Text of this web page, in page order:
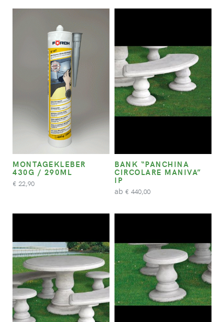
MONTAGEKLEBER
430G / 290ML
€ 22,90
BANK “PANCHINA
CIRCOLARE MANIVA”
IP
ab € 440,00